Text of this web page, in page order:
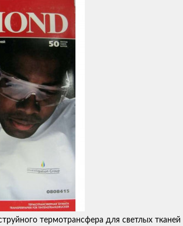
термотрансфера для светлых тканей